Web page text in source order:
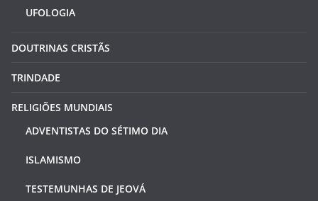
UFOLOGIA
DOUTRINAS CRISTÃS
TRINDADE
RELIGIÕES MUNDIAIS
ADVENTISTAS DO SÉTIMO DIA
ISLAMISMO
TESTEMUNHAS DE JEOVÁ